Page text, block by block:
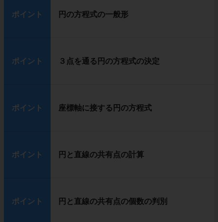
ポイント 円の方程式の一般形
ポイント ３点を通る円の方程式の決定
ポイント 座標軸に接する円の方程式
ポイント 円と直線の共有点の計算
ポイント 円と直線の共有点の個数の判別